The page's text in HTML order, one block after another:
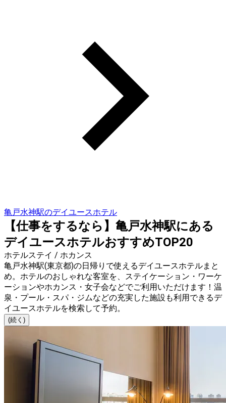
亀戸水神駅のデイユースホテル
【仕事をするなら】亀戸水神駅にある
デイユースホテルおすすめTOP20
ホテルステイ / ホカンス
亀戸水神駅(東京都)の日帰りで使えるデイユースホテルまと
め。ホテルのおしゃれな客室を、ステイケーション・ワーケ
ーションやホカンス・女子会などでご利用いただけます！温
泉・プール・スパ・ジムなどの充実した施設も利用できるデ
イユースホテルを検索して予約。
(続く)